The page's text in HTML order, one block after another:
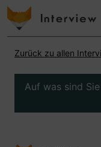
Zurück zu allen
Auf was sind